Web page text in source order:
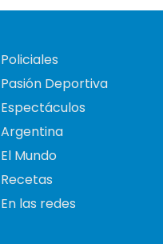
Policiales
Pasión Deportiva
Espectáculos
Argentina
El Mundo
Recetas
En las redes